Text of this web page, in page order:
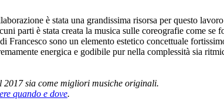
è stata una grandissima risorsa per questo
parti è stata creata la musica sulle coreografie come
sono un elemento estetico concettuale
energica e godibile pur nella complessità sia
sia come migliori musiche originali.
quando e dove.